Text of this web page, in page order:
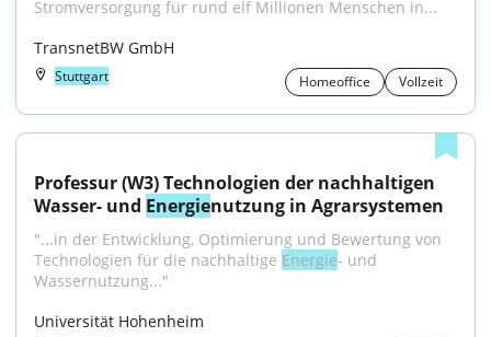
Stromversorgung für rund elf Millionen Menschen in...
TransnetBW GmbH
Stuttgart Homeoffice Vollzeit
Professur (W3) Technologien der nachhaltigen
Wasser- und Energienutzung in Agrarsystemen
"...in der Entwicklung, Optimierung und Bewertung von
Technologien für die nachhaltige Energie- und
Wassernutzung..."
Universität Hohenheim